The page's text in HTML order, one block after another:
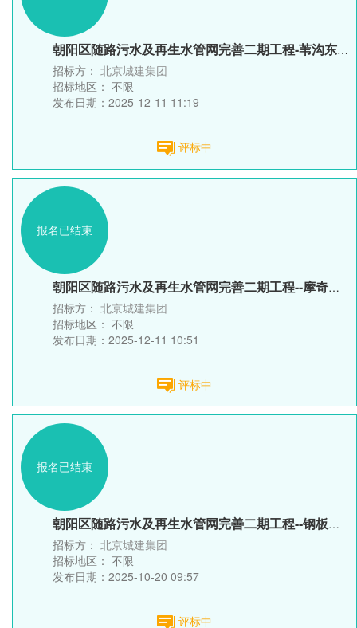
朝阳区随路污水及再生水管网完善二期工程-苇沟东路、奶西二号路...
招标方： 北京城建集团
招标地区： 不限
发布日期：2025-12-11 11:19
评标中
报名已结束
朝阳区随路污水及再生水管网完善二期工程--摩奇饮料厂、东营南...
招标方： 北京城建集团
招标地区： 不限
发布日期：2025-12-11 10:51
评标中
报名已结束
朝阳区随路污水及再生水管网完善二期工程--钢板桩租赁
招标方： 北京城建集团
招标地区： 不限
发布日期：2025-10-20 09:57
评标中